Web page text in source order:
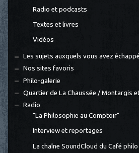
Radio et podcasts
Textes et livres
Vidéos
Les sujets auxquels vous avez
Nos sites favoris
Philo-galerie
Quartier de La Chaussée / Montargis
Radio
"La Philosophie au Comptoir"
Interview et reportages
La chaîne SoundCloud du Café philo